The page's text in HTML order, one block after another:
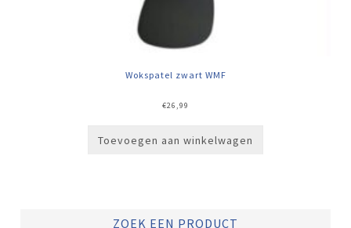
Wokspatel zwart WMF
€26,99
Toevoegen aan winkelwagen
ZOEK EEN PRODUCT